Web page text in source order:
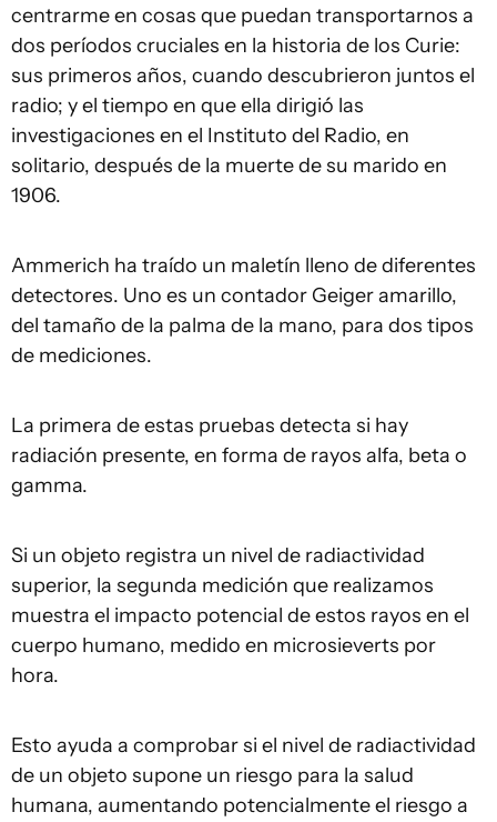
centrarme en cosas que puedan transportarnos a
dos períodos cruciales en la historia de los Curie:
sus primeros años, cuando descubrieron juntos el
radio; y el tiempo en que ella dirigió las
investigaciones en el Instituto del Radio, en
solitario, después de la muerte de su marido en
1906.
Ammerich ha traído un maletín lleno de diferentes
detectores. Uno es un contador Geiger amarillo,
del tamaño de la palma de la mano, para dos tipos
de mediciones.
La primera de estas pruebas detecta si hay
radiación presente, en forma de rayos alfa, beta o
gamma.
Si un objeto registra un nivel de radiactividad
superior, la segunda medición que realizamos
muestra el impacto potencial de estos rayos en el
cuerpo humano, medido en microsieverts por
hora.
Esto ayuda a comprobar si el nivel de radiactividad
de un objeto supone un riesgo para la salud
humana, aumentando potencialmente el riesgo a